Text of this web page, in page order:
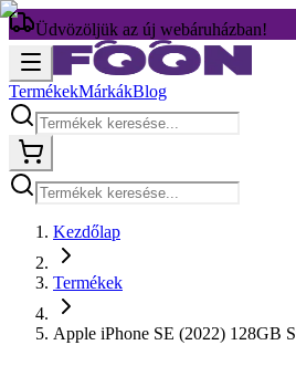
Üdvözöljük az új webáruházban!
TermékekMárkákBlog
Kezdőlap
Termékek
Apple iPhone SE (2022) 128GB